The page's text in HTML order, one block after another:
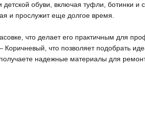
обуви, включая туфли, ботинки и
и прослужит еще долгое время.
что делает его практичным для
что позволяет подобрать
надежные материалы для